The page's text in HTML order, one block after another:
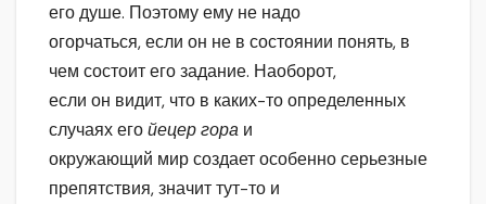
его душе. Поэтому ему не надо
огорчаться, если он не в состоянии понять, в
чем состоит его задание. Наоборот,
если он видит, что в каких-то определенных
случаях егойецер гора и
окружающий мир создает особенно серьезные
препятствия, значит тут-то и